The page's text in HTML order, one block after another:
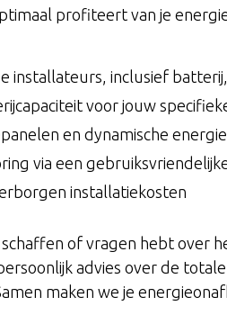
profiteert van je
installateurs, inclusief
voor jouw
en dynamische
via een
installatiekosten
of vragen hebt over
advies over de
maken we je